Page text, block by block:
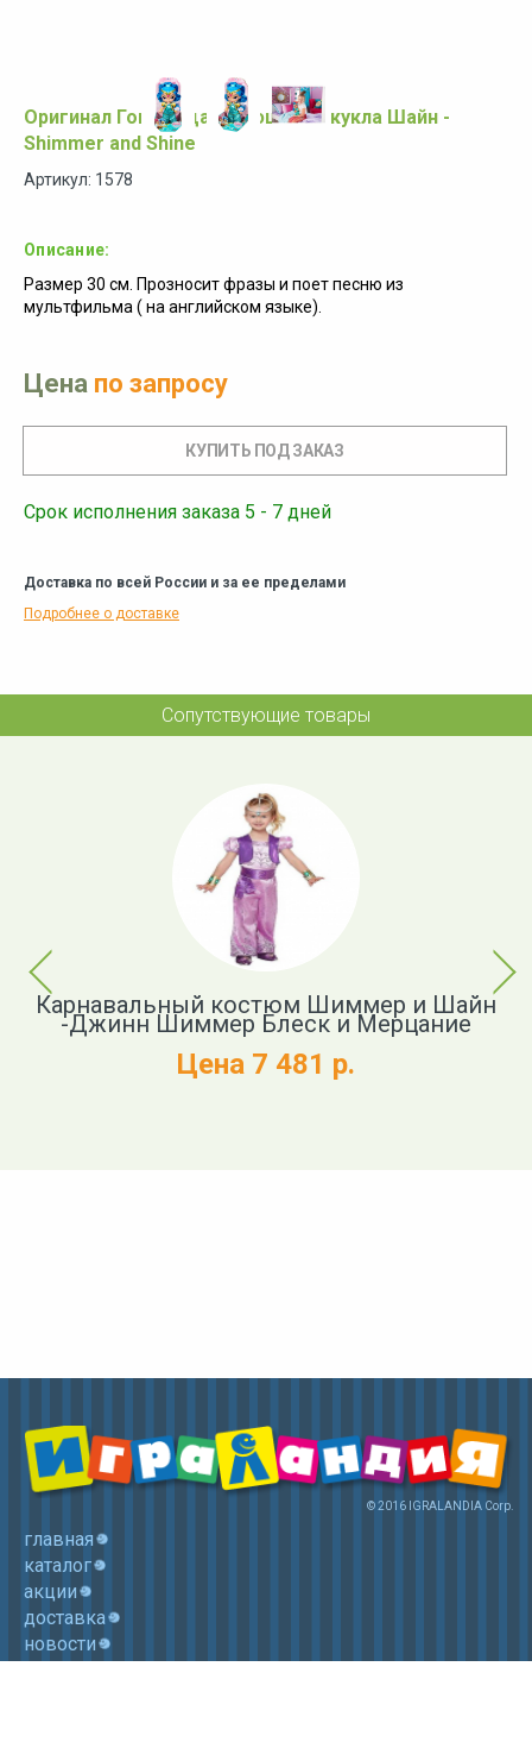
Оригинал Говорящая Плюшевая кукла Шайн -
Shimmer and Shine
Артикул: 1578
Описание:
Размер 30 см. Прозносит фразы и поет песню из
мультфильма ( на английском языке).
Цена по запросу
Срок исполнения заказа 5 - 7 дней
Доставка по всей России и за ее пределами
Подробнее о доставке
Сопутствующие товары
Previous
Карнавальный костюм Шиммер и Шайн
-Джинн Шиммер Блеск и Мерцание
Цена 7 481 р.
Next
© 2016 IGRALANDIA Corp.
главная
каталог
акции
доставка
новости